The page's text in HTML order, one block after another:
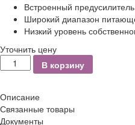
Встроенный
Широкий диапазон
Низкий уровень
Уточнить цену
КоличествоВ корзину
Описание
Связанные товары
Документы